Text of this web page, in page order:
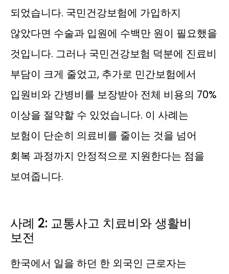
되었습니다. 국민건강보험에 가입하지
않았다면 수술과 입원에 수백만 원이 필요했을
것입니다. 그러나 국민건강보험 덕분에 진료비
부담이 크게 줄었고, 추가로 민간보험에서
입원비와 간병비를 보장받아 전체 비용의 70%
이상을 절약할 수 있었습니다. 이 사례는
보험이 단순히 의료비를 줄이는 것을 넘어
회복 과정까지 안정적으로 지원한다는 점을
보여줍니다.
사례 2: 교통사고 치료비와 생활비
보전
한국에서 일을 하던 한 외국인 근로자는